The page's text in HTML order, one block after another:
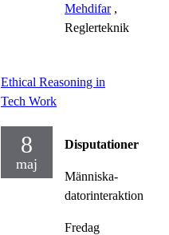
Mehdifar ,
Reglerteknik
Ethical Reasoning in
Tech Work
8
maj
Disputationer
Människa-
datorinteraktion
Fredag